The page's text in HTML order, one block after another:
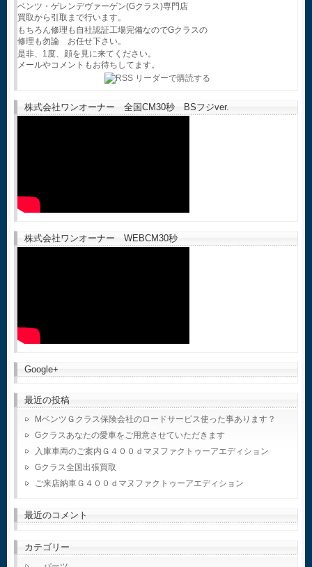
ベンツ・ゲレンデヴァーゲン(Gクラス)専門店
買取から引取まで行います。
もちろん修理も自社認証工場完備なのでGクラスの
修理も勿論 お任せ下さい。
是非、1度、顔を見に来てください。
メールやコメントもお待ちしてます。
株式会社ワンオーナー 全国CM30秒 BSフジver.
株式会社ワンオーナー WEBCM30秒
Google+
最近の投稿
MベンツＧクラス保険会社のロードサービス使った事あります？
Gクラスあなたの愛車をご用意させていただきます
入庫車両のご案内Ｇ４００ｄマヌファクトゥーアエディション
Gクラス全国出張買取
ご来店納車Ｇ４００ｄマヌファクトゥーアエディション
最近のコメント
カテゴリー